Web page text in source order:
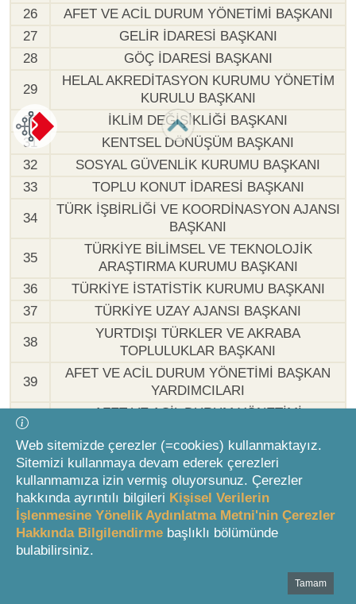
26
AFET VE ACİL DURUM YÖNETİMİ BAŞKANI
27
GELİR İDARESİ BAŞKANI
28
GÖÇ İDARESİ BAŞKANI
29
HELAL AKREDİTASYON KURUMU YÖNETİM
KURULU BAŞKANI
30
İKLİM DEĞİŞİKLİĞİ BAŞKANI
31
KENTSEL DÖNÜŞÜM BAŞKANI
32
SOSYAL GÜVENLİK KURUMU BAŞKANI
33
TOPLU KONUT İDARESİ BAŞKANI
34
TÜRK İŞBİRLİĞİ VE KOORDİNASYON AJANSI
BAŞKANI
35
TÜRKİYE BİLİMSEL VE TEKNOLOJİK
ARAŞTIRMA KURUMU BAŞKANI
36
TÜRKİYE İSTATİSTİK KURUMU BAŞKANI
37
TÜRKİYE UZAY AJANSI BAŞKANI
38
YURTDIŞI TÜRKLER VE AKRABA
TOPLULUKLAR BAŞKANI
39
AFET VE ACİL DURUM YÖNETİMİ BAŞKAN
YARDIMCILARI
40
AFET VE ACİL DURUM YÖNETİMİ
BAŞKANI
41
AKARYAKIT İKMAL VE NATO POL TESİSLERİ
İŞLETME BAŞKANI
42
ALEVİ-BEKTAŞİ KÜLTÜR VE CEMEVİ
BAŞKANI
43
ATATÜRK KÜLTÜR, DİL VE TARİH YÜKSEK
AVRUPA BİRLİĞİ EĞİTİM VE GENÇLİK
Web sitemizde çerezler (=cookies) kullanmaktayız.
Sitemizi kullanmaya devam ederek çerezleri
kullanmamıza izin vermiş oluyorsunuz. Çerezler
hakkında ayrıntılı bilgileri Kişisel Verilerin
İşlenmesine Yönelik Aydınlatma Metni'nin Çerezler
Hakkında Bilgilendirme başlıklı bölümünde
bulabilirsiniz.
Tamam